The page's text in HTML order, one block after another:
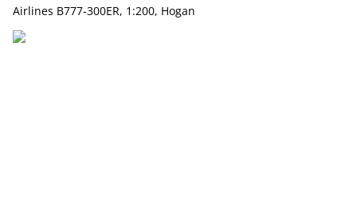
Airlines B777-300ER, 1:200, Hogan